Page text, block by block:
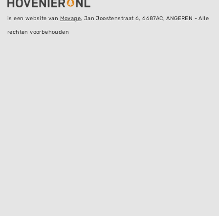
is een website van Movage, Jan Joostenstraat 6, 6687AC, ANGEREN - Alle
rechten voorbehouden